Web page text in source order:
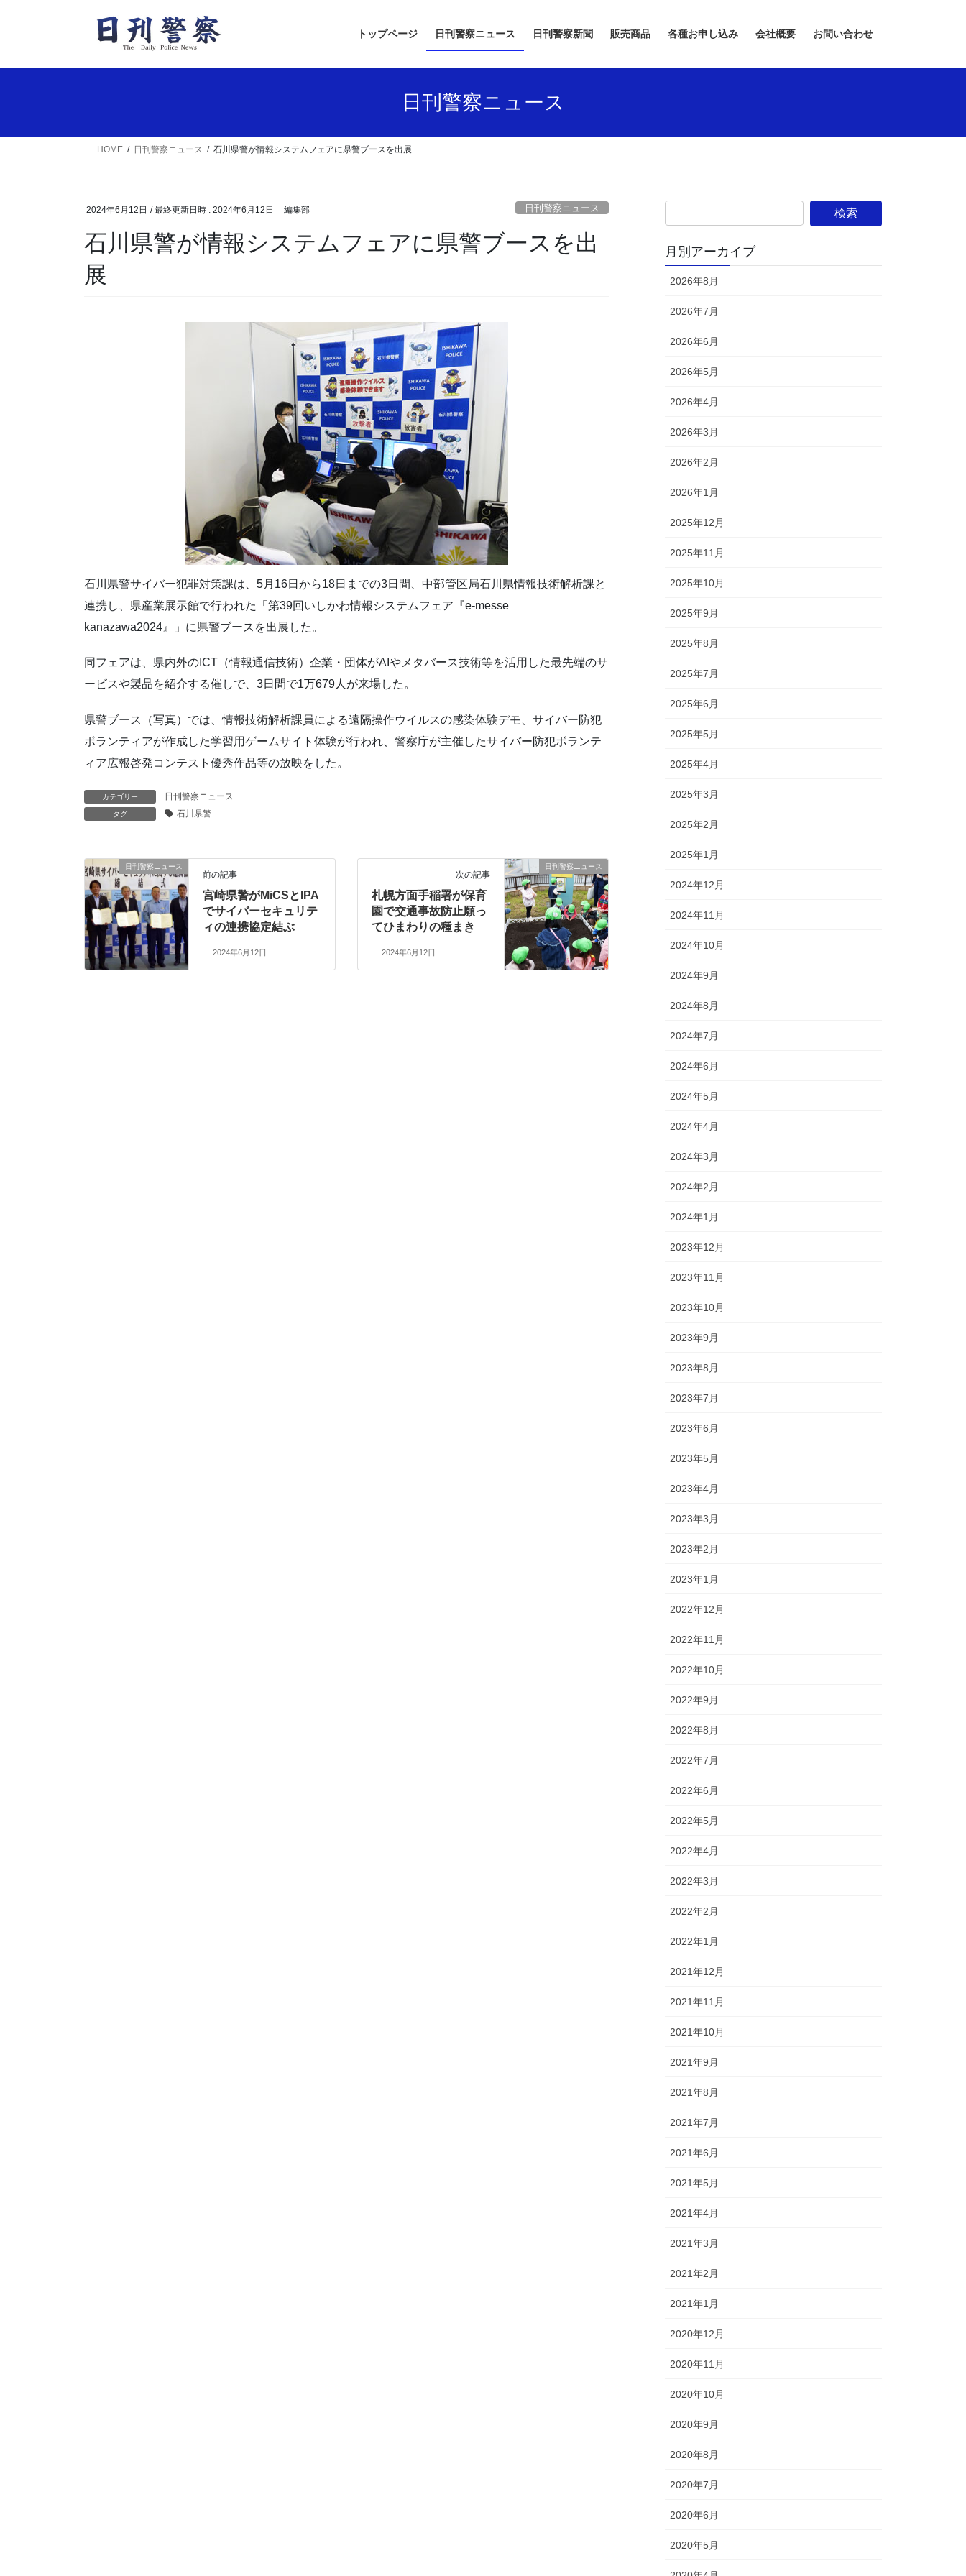
トップページ 日刊警察ニュース 日刊警察新聞 販売商品 各種お申し込み 会社概要 お問い合わせ
日刊警察ニュース
HOME 日刊警察ニュース 石川県警が情報システムフェアに県警ブースを出展
2024年6月12日 / 最終更新日時 : 2024年6月12日 編集部 日刊警察ニュース
石川県警が情報システムフェアに県警ブースを出
展
石川県警サイバー犯罪対策課は、5月16日から18日までの3日間、中部管区局石川県情報技術解析課と
連携し、県産業展示館で行われた「第39回いしかわ情報システムフェア『e-messe
kanazawa2024』」に県警ブースを出展した。
同フェアは、県内外のICT（情報通信技術）企業・団体がAIやメタバース技術等を活用した最先端のサ
ービスや製品を紹介する催しで、3日間で1万679人が来場した。
県警ブース（写真）では、情報技術解析課員による遠隔操作ウイルスの感染体験デモ、サイバー防犯
ボランティアが作成した学習用ゲームサイト体験が行われ、警察庁が主催したサイバー防犯ボランテ
ィア広報啓発コンテスト優秀作品等の放映をした。
カテゴリー 日刊警察ニュース
タグ 石川県警
日刊警察ニュース
前の記事
宮崎県警がMiCSとIPA
でサイバーセキュリテ
ィの連携協定結ぶ
2024年6月12日
日刊警察ニュース
次の記事
札幌方面手稲署が保育
園で交通事故防止願っ
てひまわりの種まき
2024年6月12日
月別アーカイブ
2026年8月
2026年7月
2026年6月
2026年5月
2026年4月
2026年3月
2026年2月
2026年1月
2025年12月
2025年11月
2025年10月
2025年9月
2025年8月
2025年7月
2025年6月
2025年5月
2025年4月
2025年3月
2025年2月
2025年1月
2024年12月
2024年11月
2024年10月
2024年9月
2024年8月
2024年7月
2024年6月
2024年5月
2024年4月
2024年3月
2024年2月
2024年1月
2023年12月
2023年11月
2023年10月
2023年9月
2023年8月
2023年7月
2023年6月
2023年5月
2023年4月
2023年3月
2023年2月
2023年1月
2022年12月
2022年11月
2022年10月
2022年9月
2022年8月
2022年7月
2022年6月
2022年5月
2022年4月
2022年3月
2022年2月
2022年1月
2021年12月
2021年11月
2021年10月
2021年9月
2021年8月
2021年7月
2021年6月
2021年5月
2021年4月
2021年3月
2021年2月
2021年1月
2020年12月
2020年11月
2020年10月
2020年9月
2020年8月
2020年7月
2020年6月
2020年5月